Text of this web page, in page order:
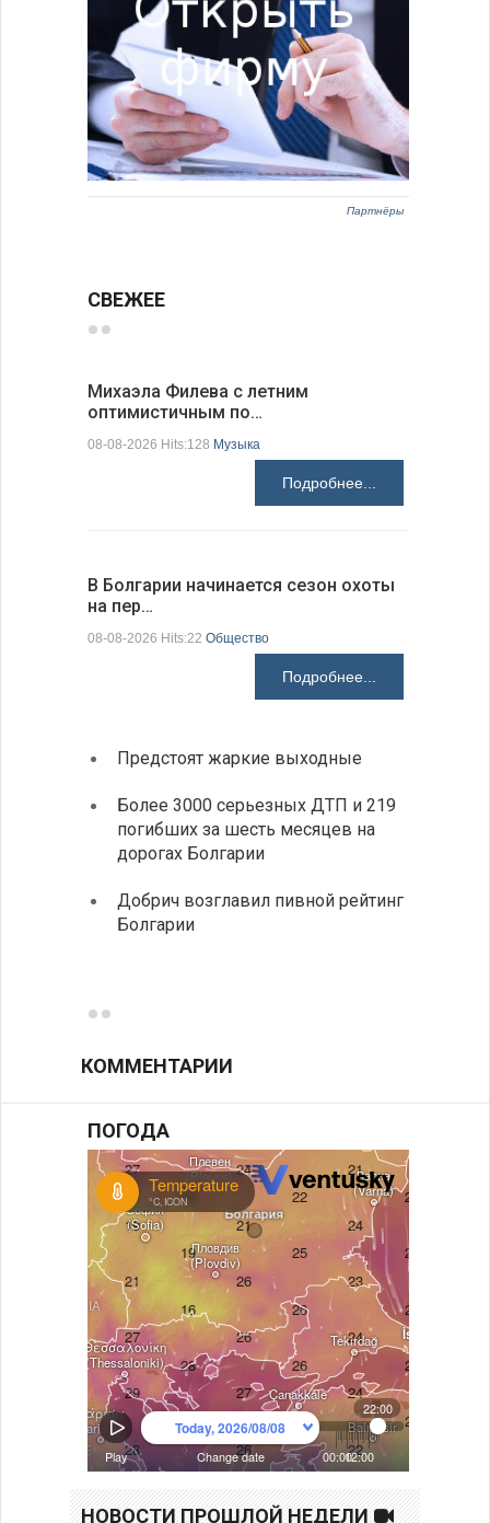
Партнёры
СВЕЖЕЕ
Михаэла Филева с летним
оптимистичным по…
08-08-2026 Hits:128 Музыка
Подробнее...
В Болгарии начинается сезон охоты
на пер…
08-08-2026 Hits:22 Общество
Подробнее...
Предстоят жаркие выходные
Более 3000 серьезных ДТП и 219
погибших за шесть месяцев на
дорогах Болгарии
Добрич возглавил пивной рейтинг
Болгарии
КОММЕНТАРИИ
ПОГОДА
НОВОСТИ ПРОШЛОЙ НЕДЕЛИ